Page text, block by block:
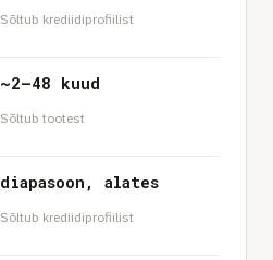
Sõltub krediidiprofiilist
~2–48 kuud
Sõltub tootest
diapasoon, alates
Sõltub krediidiprofiilist